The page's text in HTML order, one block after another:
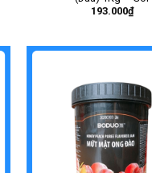
193.000₫